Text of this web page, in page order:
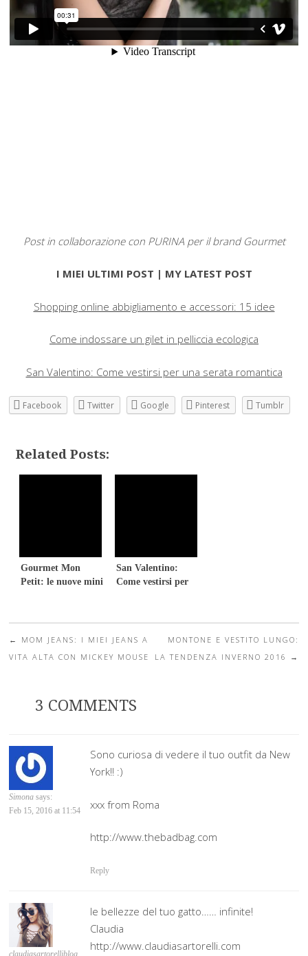
Post in collaborazione con PURINA per il brand Gourmet
I MIEI ULTIMI POST | MY LATEST POST
Shopping online abbigliamento e accessori: 15 idee
Come indossare un gilet in pelliccia ecologica
San Valentino: Come vestirsi per una serata romantica
Facebook Twitter Google Pinterest Tumblr
Related Posts:
Gourmet Mon
Petit: le nuove mini
San Valentino:
Come vestirsi per
Post navigation
←
MOM JEANS: I MIEI JEANS A
VITA ALTA CON MICKEY MOUSE
MONTONE E VESTITO LUNGO:
LA TENDENZA INVERNO 2016
→
3 COMMENTS
Simona says:
Feb 15, 2016 at 11:54
Sono curiosa di vedere il tuo outfit da New
York!! :)
xxx from Roma
http://www.thebadbag.com
Reply
claudiasartorelliblog
le bellezze del tuo gatto…… infinite!
Claudia
http://www.claudiasartorelli.com